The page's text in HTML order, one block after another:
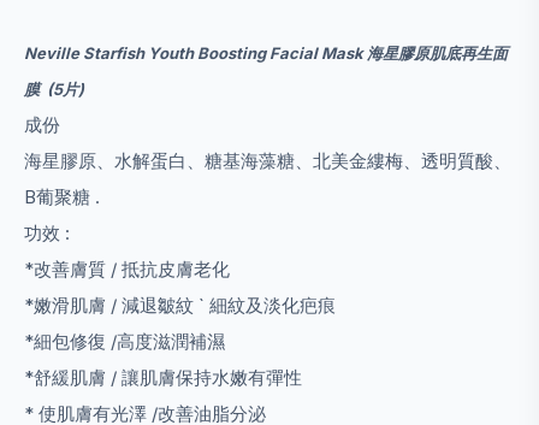
Neville Starfish Youth Boosting Facial Mask 海星膠原肌底再生面
膜 (5片)
成份
海星膠原、水解蛋白、糖基海藻糖、北美金縷梅、透明質酸、
B葡聚糖 .
功效 :
*改善膚質 / 抵抗皮膚老化
*嫩滑肌膚 / 減退皺紋 ` 細紋及淡化疤痕
*細包修復 /高度滋潤補濕
*舒緩肌膚 / 讓肌膚保持水嫩有彈性
* 使肌膚有光澤 /改善油脂分泌